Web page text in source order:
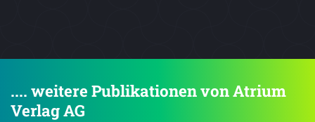
.... weitere Publikationen von Atrium
Verlag AG